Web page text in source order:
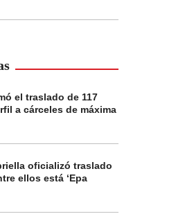
el traslado de 117
a cárceles de máxima
oficializó traslado
ellos está ‘Epa